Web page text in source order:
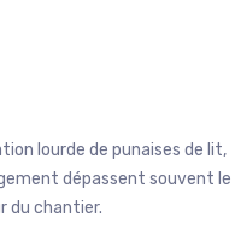
lourde de punaises de lit,
dépassent souvent le
du chantier.